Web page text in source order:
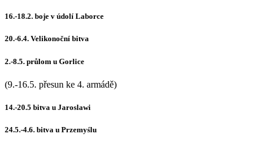
16.-18.2. boje v údolí Laborce
20.-6.4. Velikonoční bitva
2.-8.5. průlom u Gorlice
(9.-16.5. přesun ke 4. armádě)
14.-20.5 bitva u Jaroslawi
24.5.-4.6. bitva u Przemyślu